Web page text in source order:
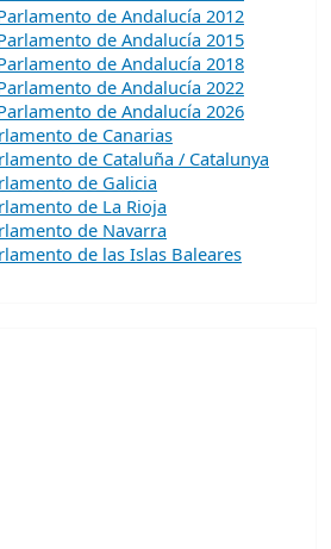
de Andalucía 2012
de Andalucía 2015
de Andalucía 2018
de Andalucía 2022
de Andalucía 2026
de Canarias
de Cataluña / Catalunya
de Galicia
de La Rioja
de Navarra
de las Islas Baleares